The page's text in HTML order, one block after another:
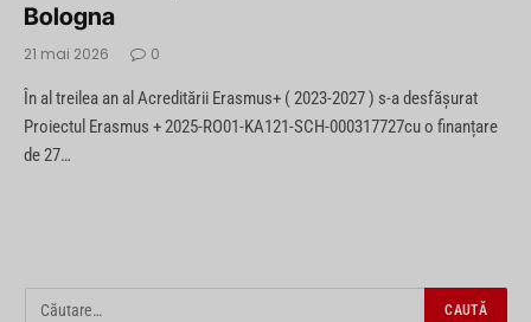
Bologna
21 mai 2026 0
În al treilea an al Acreditării Erasmus+ ( 2023-2027 ) s-a desfășurat
Proiectul Erasmus + 2025-RO01-KA121-SCH-000317727cu o finanțare
de 27…